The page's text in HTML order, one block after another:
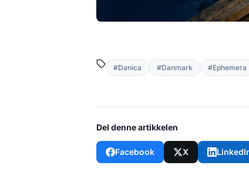
#Danica #Danmark #Ephemera
Del denne artikkelen
Facebook X